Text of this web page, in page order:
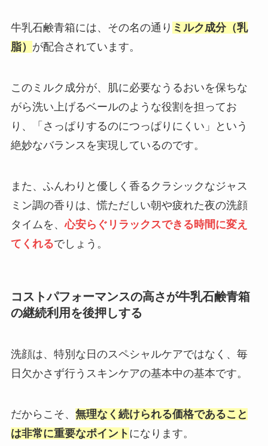
牛乳石鹸青箱には、その名の通り ミルク成分（乳
脂） が配合されています。
このミルク成分が、肌に必要なうるおいを保ちな
がら洗い上げるベールのような役割を担ってお
り、「さっぱりするのにつっぱりにくい」という
絶妙なバランスを実現しているのです。
また、ふんわりと優しく香るクラシックなジャス
ミン調の香りは、慌ただしい朝や疲れた夜の洗顔
タイムを、心安らぐリラックスできる時間に変え
てくれるでしょう。
コストパフォーマンスの高さが牛乳石鹸青箱
の継続利用を後押しする
洗顔は、特別な日のスペシャルケアではなく、毎
日欠かさず行うスキンケアの基本中の基本です。
だからこそ、 無理なく続けられる価格であること
は非常に重要なポイント になります。